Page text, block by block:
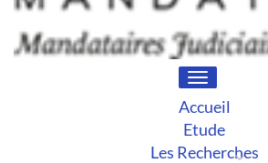
Toggle
navigation
Accueil
Etude
Les Recherches